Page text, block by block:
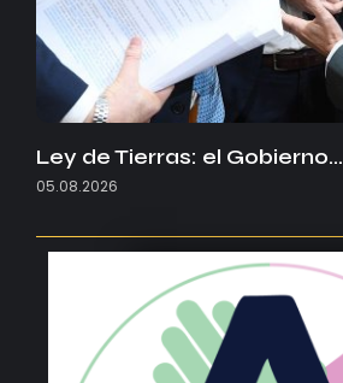
Ley de Tierras: el Gobierno…
05.08.2026